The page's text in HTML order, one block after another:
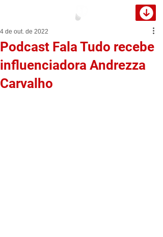
Podcast Fala Tudo recebe
influenciadora Andrezza
Carvalho
4 de out. de 2022